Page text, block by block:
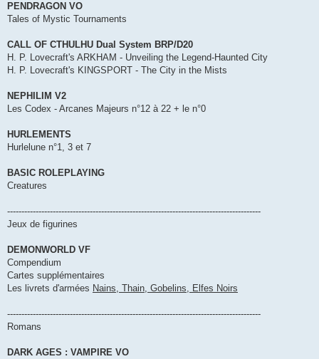
PENDRAGON VO
Tales of Mystic Tournaments
CALL OF CTHULHU Dual System BRP/D20
H. P. Lovecraft's ARKHAM - Unveiling the Legend-Haunted City
H. P. Lovecraft's KINGSPORT - The City in the Mists
NEPHILIM V2
Les Codex - Arcanes Majeurs n°12 à 22 + le n°0
HURLEMENTS
Hurlelune n°1, 3 et 7
BASIC ROLEPLAYING
Creatures
-----------------------------------------------------------------------------------------
Jeux de figurines
DEMONWORLD VF
Compendium
Cartes supplémentaires
Les livrets d'armées Nains, Thain, Gobelins, Elfes Noirs
-----------------------------------------------------------------------------------------
Romans
DARK AGES : VAMPIRE VO